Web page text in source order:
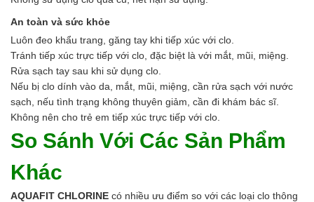
An toàn và sức khỏe
Luôn đeo khẩu trang, găng tay khi tiếp xúc với clo.
Tránh tiếp xúc trực tiếp với clo, đặc biệt là với mắt, mũi, miệng.
Rửa sạch tay sau khi sử dụng clo.
Nếu bị clo dính vào da, mắt, mũi, miệng, cần rửa sạch với nước
sạch, nếu tình trạng không thuyên giảm, cần đi khám bác sĩ.
Không nên cho trẻ em tiếp xúc trực tiếp với clo.
So Sánh Với Các Sản Phẩm
Khác
AQUAFIT CHLORINE có nhiều ưu điểm so với các loại clo thông